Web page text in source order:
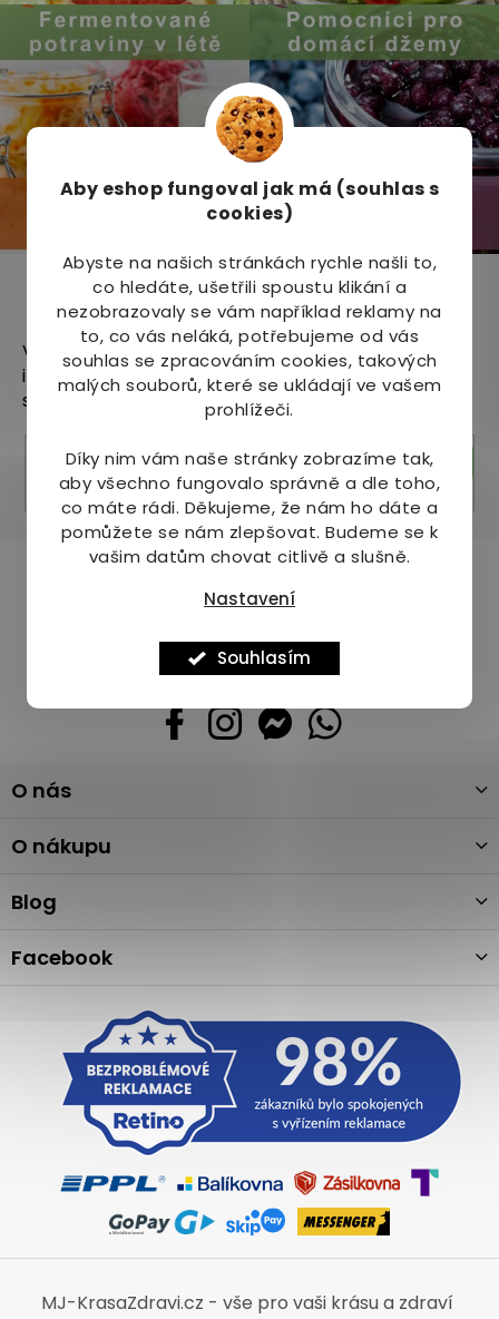
Aby eshop fungoval jak má (souhlas s
cookies)
Abyste na našich stránkách rychle našli to,
co hledáte, ušetřili spoustu klikání a
nezobrazovaly se vám například reklamy na
to, co vás neláká, potřebujeme od vás
souhlas se zpracováním cookies, takových
malých souborů, které se ukládají ve vašem
prohlížeči.
Díky nim vám naše stránky zobrazíme tak,
aby všechno fungovalo správně a dle toho,
co máte rádi. Děkujeme, že nám ho dáte a
pomůžete se nám zlepšovat. Budeme se k
vašim datům chovat citlivě a slušně.
Nastavení
Souhlasím
Odebírat newsletter
Vložte svůj e-mail a my vám budeme zasílat
informace o nových produktech na našem e-
shopu.
Přihlásit se
Pomůžeme vám s výběrem
Potřebujete s něčím poradit? Jsme tu pro vás!
+420 736 708 220
info@mj-krasazdravi.cz
á
a
O nás
O nákupu
Blog
Facebook
MJ-KrasaZdravi.cz - vše pro vaši krásu a zdraví